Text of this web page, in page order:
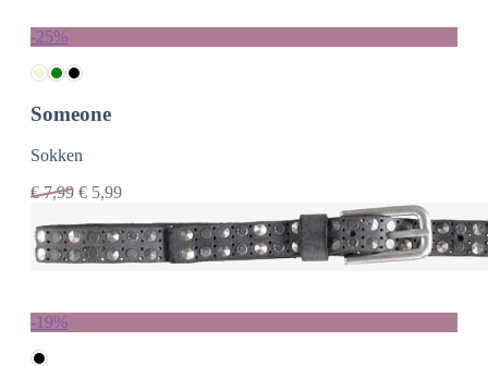
-25%
Someone
Sokken
€7,99 € 5,99
-19%